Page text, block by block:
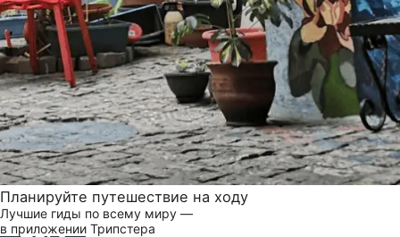
Планируйте путешествие на ходу
Лучшие гиды по всему миру —
в приложении Трипстера